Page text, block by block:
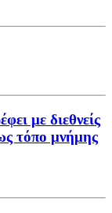
με διεθνείς
τόπο μνήμης